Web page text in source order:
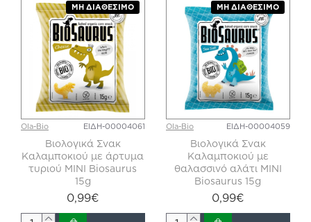
ΜΗ ΔΙΑΘΈΣΙΜΟ
Ola-Bio ΕΙΔΗ-00004061
Βιολογικά Σνακ
Καλαμποκιού με άρτυμα
τυριού ΜΙΝΙ Biosaurus
15g
0,99€
ΜΗ ΔΙΑΘΈΣΙΜΟ
Ola-Bio ΕΙΔΗ-00004059
Βιολογικά Σνακ
Καλαμποκιού με
θαλασσινό αλάτι ΜΙΝΙ
Biosaurus 15g
0,99€